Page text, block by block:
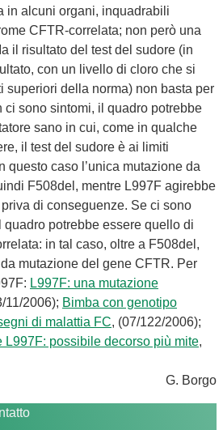
in alcuni organi, inquadrabili
CFTR-correlata; non però una
il risultato del test del sudore (in
con un livello di cloro che si
superiori della norma) non basta per
ci sono sintomi, il quadro potrebbe
sano in cui, come in qualche
il test del sudore è ai limiti
questo caso l’unica mutazione da
F508del, mentre L997F agirebbe
di conseguenze. Se ci sono
potrebbe essere quello di
in tal caso, oltre a F508del,
mutazione del gene CFTR. Per
L997F: una mutazione
11/2006); Bimba con genotipo
di malattia FC, (07/122/2006);
L997F: possibile decorso più mite,
G. Borgo